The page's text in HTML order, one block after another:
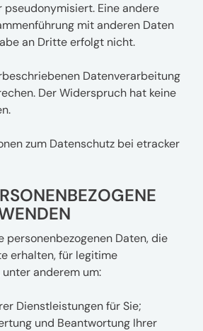
Eine andere
mit anderen Daten
an Dritte erfolgt nicht.
Datenverarbeitung
Der Widerspruch hat keine
zum Datenschutz bei etracker
personenbezogenen Daten, die
erhalten, für legitime
anderem um:
Dienstleistungen für Sie;
und Beantwortung Ihrer